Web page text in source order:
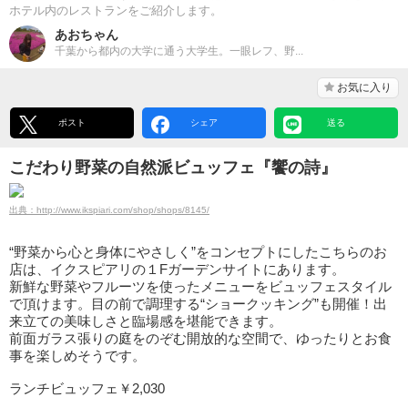
ホテル内のレストランをご紹介します。
あおちゃん
千葉から都内の大学に通う大学生。一眼レフ、野...
お気に入り
ポスト シェア 送る
こだわり野菜の自然派ビュッフェ『饗の詩』
出典：http://www.ikspiari.com/shop/shops/8145/
“野菜から心と身体にやさしく”をコンセプトにしたこちらのお
店は、イクスピアリの１Fガーデンサイトにあります。
新鮮な野菜やフルーツを使ったメニューをビュッフェスタイル
で頂けます。目の前で調理する“ショークッキング”も開催！出
来立ての美味しさと臨場感を堪能できます。
前面ガラス張りの庭をのぞむ開放的な空間で、ゆったりとお食
事を楽しめそうです。
ランチビュッフェ￥2,030